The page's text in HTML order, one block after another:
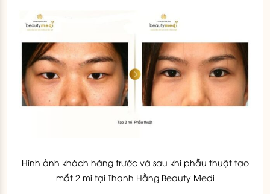
Hình ảnh khách hàng trước và sau khi phẫu thuật tạo
mắt 2 mí tại Thanh Hằng Beauty Medi